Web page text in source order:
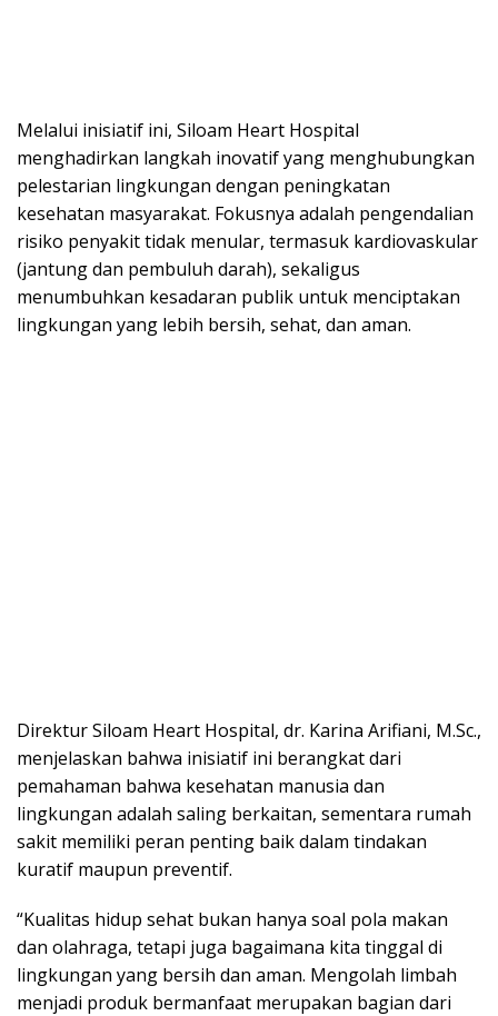
Melalui inisiatif ini, Siloam Heart Hospital
menghadirkan langkah inovatif yang menghubungkan
pelestarian lingkungan dengan peningkatan
kesehatan masyarakat. Fokusnya adalah pengendalian
risiko penyakit tidak menular, termasuk kardiovaskular
(jantung dan pembuluh darah), sekaligus
menumbuhkan kesadaran publik untuk menciptakan
lingkungan yang lebih bersih, sehat, dan aman.
Direktur Siloam Heart Hospital, dr. Karina Arifiani, M.Sc.,
menjelaskan bahwa inisiatif ini berangkat dari
pemahaman bahwa kesehatan manusia dan
lingkungan adalah saling berkaitan, sementara rumah
sakit memiliki peran penting baik dalam tindakan
kuratif maupun preventif.
“Kualitas hidup sehat bukan hanya soal pola makan
dan olahraga, tetapi juga bagaimana kita tinggal di
lingkungan yang bersih dan aman. Mengolah limbah
menjadi produk bermanfaat merupakan bagian dari